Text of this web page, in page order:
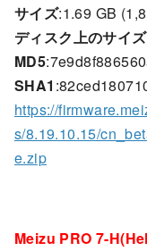
サイズ:1.69 GB
ディスク上のサイズ
MD5
SHA1
https://
s/8.19.10.15/
e.zip
Meizu PRO 7-